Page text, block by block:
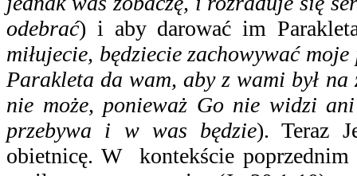
odebrać) i aby darować im
miłujecie, będziecie zachowywać
Parakleta da wam, aby z wami był
nie może, ponieważ Go nie widzi
przebywa i w was będzie).Teraz
obietnicę.W kontekście